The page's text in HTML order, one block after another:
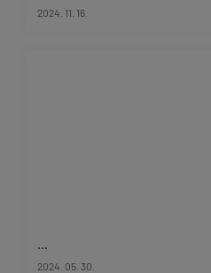
2024. 11. 16.
...
2024. 05. 30.